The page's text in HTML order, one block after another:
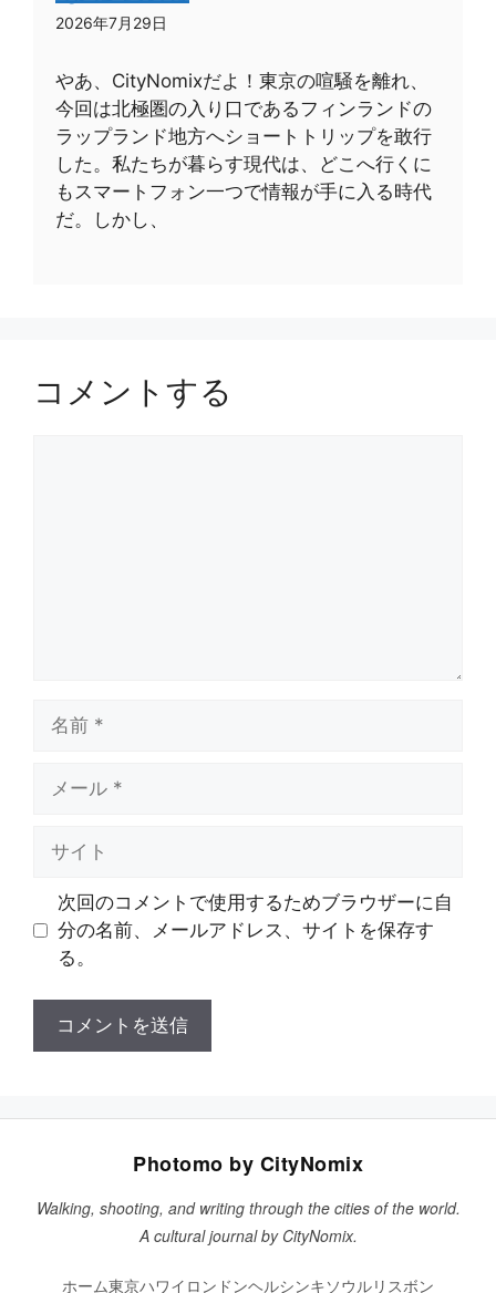
2026年7月29日
やあ、CityNomixだよ！東京の喧騒を離れ、
今回は北極圏の入り口であるフィンランドの
ラップランド地方へショートトリップを敢行
した。私たちが暮らす現代は、どこへ行くに
もスマートフォン一つで情報が手に入る時代
だ。しかし、
コメントする
次回のコメントで使用するためブラウザーに自
分の名前、メールアドレス、サイトを保存す
る。
Photomo by CityNomix
Walking, shooting, and writing through the cities of the world.
A cultural journal by CityNomix.
ホーム東京ハワイ ロンドンヘルシンキ ソウルリスボン